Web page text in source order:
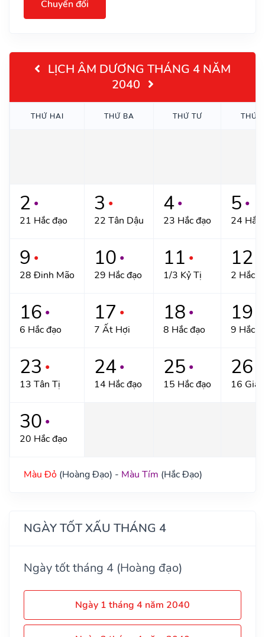
Chuyển đổi
LỊCH ÂM DƯƠNG THÁNG 4 NĂM
2040
THỨ HAI THỨ BA THỨ TƯ THỨ
2 ●
21 Hắc đạo
3 ●
22 Tân Dậu
4 ●
23 Hắc đạo
5 ●
24 Hắc
9 ●
28 Đinh Mão
10 ●
29 Hắc đạo
11 ●
1/3 Kỷ Tị
12
2 Hắc
16 ●
6 Hắc đạo
17 ●
7 Ất Hợi
18 ●
8 Hắc đạo
19
9 Hắc
23 ●
13 Tân Tị
24 ●
14 Hắc đạo
25 ●
15 Hắc đạo
26
16
30 ●
20 Hắc đạo
Màu Đỏ (Hoàng Đạo) - Màu Tím (Hắc Đạo)
NGÀY TỐT XẤU THÁNG 4
Ngày tốt tháng 4 (Hoàng đạo)
Ngày 1 tháng 4 năm 2040